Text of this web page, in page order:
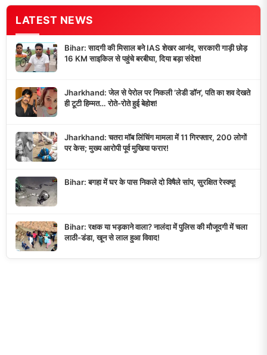
LATEST NEWS
Bihar: सादगी की मिसाल बने IAS शेखर आनंद, सरकारी गाड़ी छोड़
16 KM साइकिल से पहुंचे बरबीघा, दिया बड़ा संदेश!
Jharkhand: जेल से पेरोल पर निकली ‘लेडी डॉन’, पति का शव देखते
ही टूटी हिम्मत… रोते-रोते हुई बेहोश!
Jharkhand: चतरा मॉब लिंचिंग मामला में 11 गिरफ्तार, 200 लोगों
पर केस; मुख्य आरोपी पूर्व मुखिया फरार!
Bihar: बगहा में घर के पास निकले दो विषैले सांप, सुरक्षित रेस्क्यू!
Bihar: रक्षक या भड़काने वाला? नालंदा में पुलिस की मौजूदगी में चला
लाठी-डंडा, खून से लाल हुआ विवाद!